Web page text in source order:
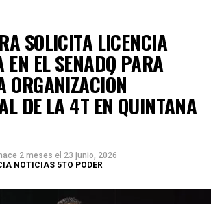
SOLICITA LICENCIA
EN EL SENADO PARA
ORGANIZACIÓN
DE LA 4T EN QUINTANA
hace 2 meses el 23 junio, 2026
NOTICIAS 5TO PODER